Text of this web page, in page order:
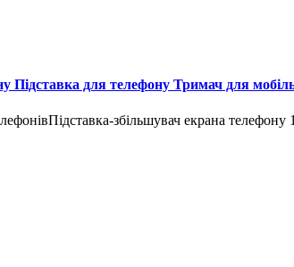
Підставка для телефону Тримач для
збільшувач екрана